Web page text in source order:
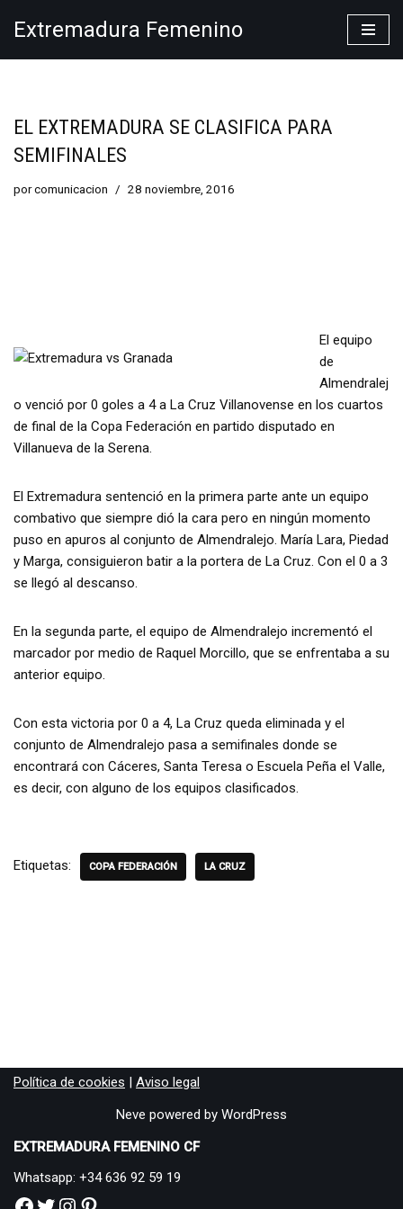
Extremadura Femenino
EL EXTREMADURA SE CLASIFICA PARA
SEMIFINALES
porcomunicacion 28 noviembre, 2016
El equipo
de
Almendralej
o venció por 0 goles a 4 a La Cruz Villanovense en los cuartos
de final de la Copa Federación en partido disputado en
Villanueva de la Serena.
El Extremadura sentenció en la primera parte ante un equipo
combativo que siempre dió la cara pero en ningún momento
puso en apuros al conjunto de Almendralejo. María Lara, Piedad
y Marga, consiguieron batir a la portera de La Cruz. Con el 0 a 3
se llegó al descanso.
En la segunda parte, el equipo de Almendralejo incrementó el
marcador por medio de Raquel Morcillo, que se enfrentaba a su
anterior equipo.
Con esta victoria por 0 a 4, La Cruz queda eliminada y el
conjunto de Almendralejo pasa a semifinales donde se
encontrará con Cáceres, Santa Teresa o Escuela Peña el Valle,
es decir, con alguno de los equipos clasificados.
Etiquetas: COPA FEDERACIÓN LA CRUZ
Política de cookies | Aviso legal
Neve powered by WordPress
EXTREMADURA FEMENINO CF
Whatsapp: +34 636 92 59 19